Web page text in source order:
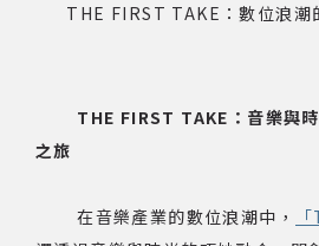
THE FIRST TAKE：數位浪潮
THE FIRST TAKE：音樂與
之旅
在音樂產業的數位浪潮中，
網站導覽
音樂空間
音樂獎項